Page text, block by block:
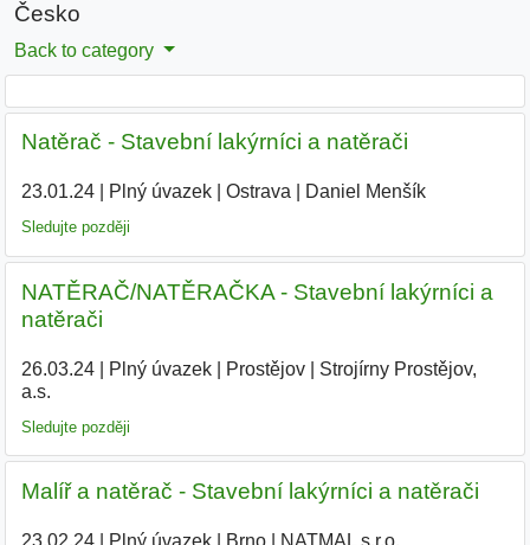
Česko
Back to category
Natěrač - Stavební lakýrníci a natěrači
23.01.24| Plný úvazek| Ostrava Daniel Menšík|
Sledujte později
NATĚRAČ/NATĚRAČKA - Stavební lakýrníci a
natěrači
26.03.24| Plný úvazek| Prostějov|
Strojírny Prostějov,
a.s.
Sledujte později
Malíř a natěrač - Stavební lakýrníci a natěrači
23.02.24| Plný úvazek| Brno| NATMAL s.r.o.